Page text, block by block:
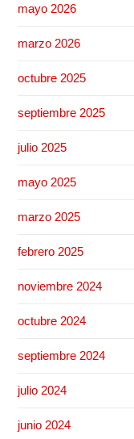
mayo 2026
marzo 2026
octubre 2025
septiembre 2025
julio 2025
mayo 2025
marzo 2025
febrero 2025
noviembre 2024
octubre 2024
septiembre 2024
julio 2024
junio 2024